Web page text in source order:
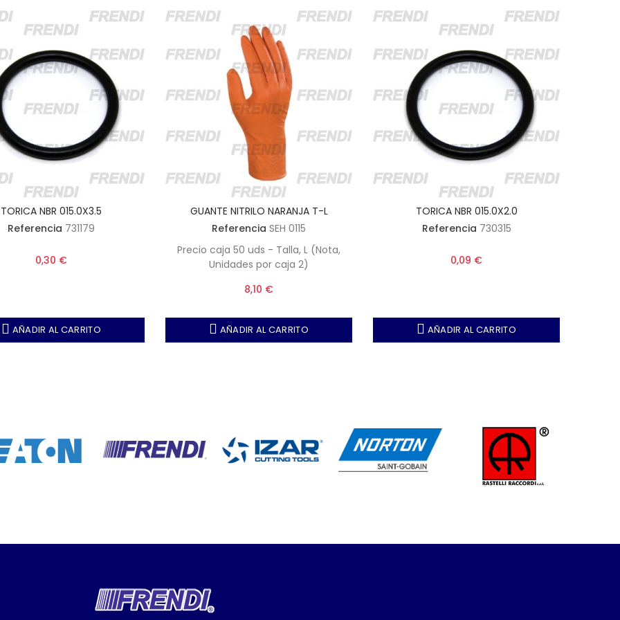
TORICA NBR 015.0X3.5
Referencia 731179
0,30 €
AÑADIR AL CARRITO
GUANTE NITRILO NARANJA T-L
Referencia SEH 0115
Precio caja 50 uds - Talla, L (Nota,
Unidades por caja 2)
8,10 €
AÑADIR AL CARRITO
TORICA NBR 015.0X2.0
Referencia 730315
0,09 €
AÑADIR AL CARRITO